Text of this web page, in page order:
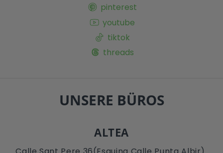
pinterest
youtube
tiktok
threads
UNSERE BÜROS
ALTEA